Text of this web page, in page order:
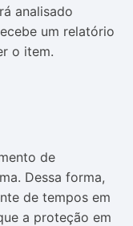
analisado
um relatório
o item.
de
Dessa forma,
de tempos em
a proteção em